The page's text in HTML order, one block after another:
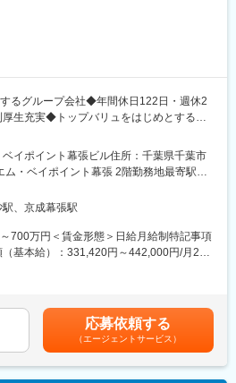
ケティングやプロモーション、人材に関
める業務
研修も充実
等もなく、残業月10時間程度働きやすい
、交通のアクセスも便利です。
時間程度、休日出勤もほとんどなく、ま
「トップバリュ」ブランドであり、アジア
ランドを品質管理・品質保証の側面から支
るグループ会社◆年間休日122日・週休2
生充実◆トップバリュをはじめとするイ
るするイオングループで販売する食品の
表示確認業務です。取引先の登録データ
合し、食品表示法や関連法令、グループ基
記載されているかをチェックしていただ
示、アレルギー表示等の確認
、改善提案
、管理職1名、スタッフ（男性2名、女性
ベイポイント幕張ビル住所：千葉県千葉市
・ベイポイント幕張 2階勤務地最寄駅：
策：敷地内全面禁煙変更の範囲：会社の定
、京成幕張駅
700万円＜賃金形態＞日給月給制特記事項
基本給）：331,420円～442,000円/月20
考を通じて上下する可能性があります。月
めた表記です。
応募依頼する
（エージェントサービス）